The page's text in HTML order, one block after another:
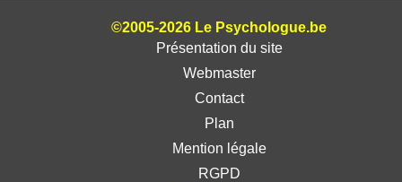
©2005-2026 Le Psychologue.be
Présentation du site
Webmaster
Contact
Plan
Mention légale
RGPD